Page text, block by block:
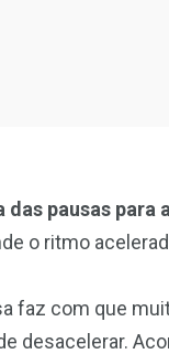
pausas para
o ritmo
faz com que
desacelerar.